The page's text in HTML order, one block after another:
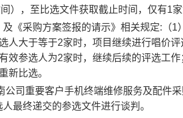
）
，
至比选文件获取截止时间，仅有1
及《采购方案签报的请示》相关规定:（1
人大于等于2家时，项目继续进行唱价
效参选人为2家时，继续后续的评选工
新比选。
公司重要客户手机终端维修服务及配件
最终递交的参选文件进行谈判。